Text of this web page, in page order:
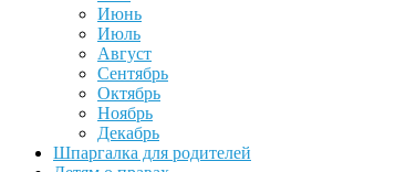
Июнь
Июль
Август
Сентябрь
Октябрь
Ноябрь
Декабрь
Шпаргалка для родителей